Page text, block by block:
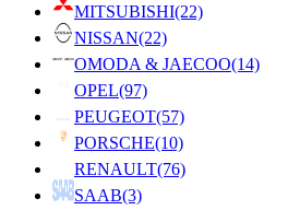
MITSUBISHI(22)
NISSAN(22)
OMODA & JAECOO(14)
OPEL(97)
PEUGEOT(57)
PORSCHE(10)
RENAULT(76)
SAAB(3)